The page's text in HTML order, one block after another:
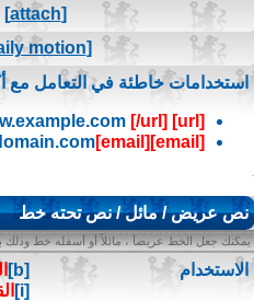
[attach]
[daily motion]
استخدامات خاطئة في التعامل مع
[url]
[/url]
[email]
[email]
نص عريض / مائل / نص تحته خط
يمكنك جعل الخط عريضآ ، مائلاً أو أسفله خط وذلك
الاستخدام [b]
[i]